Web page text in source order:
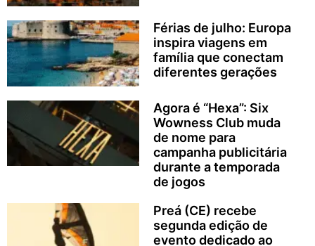
Férias de julho: Europa
inspira viagens em
família que conectam
diferentes gerações
Agora é “Hexa”: Six
Wowness Club muda
de nome para
campanha publicitária
durante a temporada
de jogos
Preá (CE) recebe
segunda edição de
evento dedicado ao